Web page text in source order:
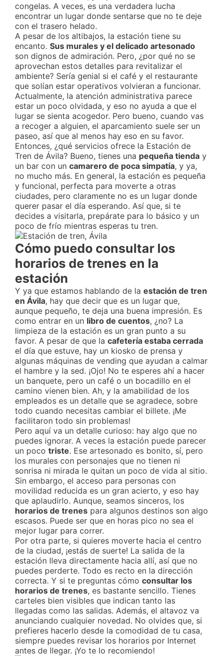
congelas. A veces, es una verdadera lucha
encontrar un lugar donde sentarse que no te deje
con el trasero helado.
A pesar de los altibajos, la estación tiene su
encanto. Sus murales y el delicado artesonado
son dignos de admiración. Pero, ¿por qué no se
aprovechan estos detalles para revitalizar el
ambiente? Sería genial si el café y el restaurante
que solían estar operativos volvieran a funcionar.
Actualmente, la atención administrativa parece
estar un poco olvidada, y eso no ayuda a que el
lugar se sienta acogedor. Pero bueno, cuando vas
a recoger a alguien, el aparcamiento suele ser un
paseo, así que al menos hay eso en su favor.
Entonces, ¿qué servicios ofrece la Estación de
Tren de Ávila? Bueno, tienes una pequeña tienda y
un bar con un camarero de poca simpatía, y ya,
no mucho más. En general, la estación es pequeña
y funcional, perfecta para moverte a otras
ciudades, pero claramente no es un lugar donde
querer pasar el día esperando. Así que, si te
decides a visitarla, prepárate para lo básico y un
poco de frío mientras esperas tu tren.
Cómo puedo consultar los
horarios de trenes en la
estación
Y ya que estamos hablando de la estación de tren
en Ávila, hay que decir que es un lugar que,
aunque pequeño, te deja una buena impresión. Es
como entrar en un libro de cuentos, ¿no? La
limpieza de la estación es un gran punto a su
favor. A pesar de que la cafetería estaba cerrada
el día que estuve, hay un kiosko de prensa y
algunas máquinas de vending que ayudan a calmar
el hambre y la sed. ¡Ojo! No te esperes ahí a hacer
un banquete, pero un café o un bocadillo en el
camino vienen bien. Ah, y la amabilidad de los
empleados es un detalle que se agradece, sobre
todo cuando necesitas cambiar el billete. ¡Me
facilitaron todo sin problemas!
Pero aquí va un detalle curioso: hay algo que no
puedes ignorar. A veces la estación puede parecer
un poco triste. Ese artesonado es bonito, sí, pero
los murales con personajes que no tienen ni
sonrisa ni mirada le quitan un poco de vida al sitio.
Sin embargo, el acceso para personas con
movilidad reducida es un gran acierto, y eso hay
que aplaudirlo. Aunque, seamos sinceros, los
horarios de trenes para algunos destinos son algo
escasos. Puede ser que en horas pico no sea el
mejor lugar para correr.
Por otra parte, si quieres moverte hacia el centro
de la ciudad, ¡estás de suerte! La salida de la
estación lleva directamente hacia allí, así que no
puedes perderte. Todo es recto en la dirección
correcta. Y si te preguntas cómo consultar los
horarios de trenes, es bastante sencillo. Tienes
carteles bien visibles que indican tanto las
llegadas como las salidas. Además, el altavoz va
anunciando cualquier novedad. No olvides que, si
prefieres hacerlo desde la comodidad de tu casa,
siempre puedes revisar los horarios por Internet
antes de llegar. ¡Yo te lo recomiendo!